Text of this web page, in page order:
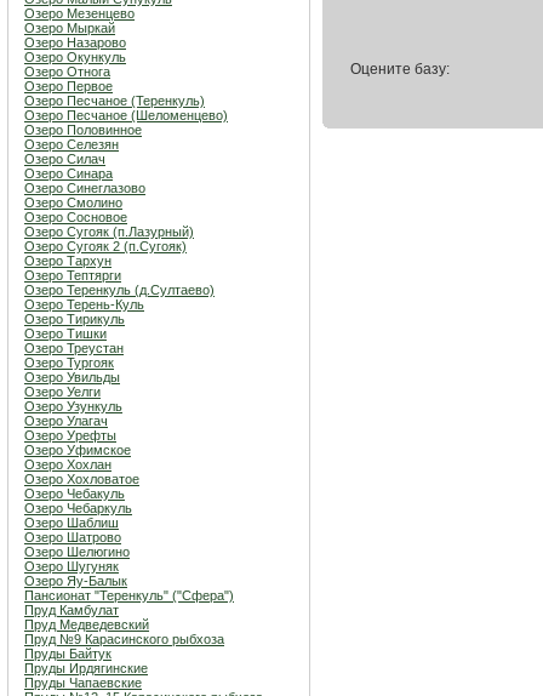
Озеро Мезенцево
Озеро Мыркай
Озеро Назарово
Озеро Окункуль
Озеро Отнога
Озеро Первое
Озеро Песчаное (Теренкуль)
Озеро Песчаное (Шеломенцево)
Озеро Половинное
Озеро Селезян
Озеро Силач
Озеро Синара
Озеро Синеглазово
Озеро Смолино
Озеро Сосновое
Озеро Сугояк (п.Лазурный)
Озеро Сугояк 2 (п.Сугояк)
Озеро Тархун
Озеро Тептярги
Озеро Теренкуль (д.Султаево)
Озеро Терень-Куль
Озеро Тирикуль
Озеро Тишки
Озеро Треустан
Озеро Тургояк
Озеро Увильды
Озеро Уелги
Озеро Узункуль
Озеро Улагач
Озеро Урефты
Озеро Уфимское
Озеро Хохлан
Озеро Хохловатое
Озеро Чебакуль
Озеро Чебаркуль
Озеро Шаблиш
Озеро Шатрово
Озеро Шелюгино
Озеро Шугуняк
Озеро Яу-Балык
Пансионат "Теренкуль" ("Сфера")
Пруд Камбулат
Пруд Медведевский
Пруд №9 Карасинского рыбхоза
Пруды Байтук
Пруды Ирдягинские
Пруды Чапаевские
Оцените базу: